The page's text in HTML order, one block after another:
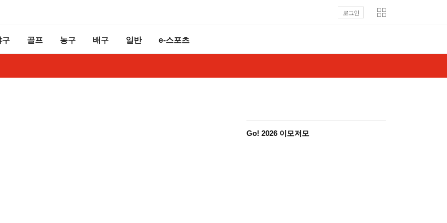
로그인
구 골프 농구 배구 일반 e-스포츠
Go! 2026 이모저모